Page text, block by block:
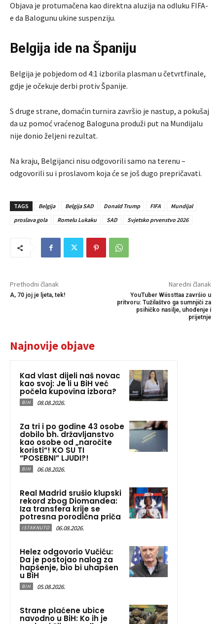
Objava je protumačena kao direktna aluzija na odluku FIFA-
e da Balogunu ukine suspenziju.
Belgija ide na Španiju
Belgija je pobjedom od 4:1 izborila plasman u četvrtfinale,
gdje je očekuje derbi protiv Španije.
S druge strane, domaćin turnira završio je nastup, a pokušaj
da uz pomoć vraćenog Baloguna produži put na Mundijalu
nije donio željeni rezultat.
Na kraju, Belgijanci nisu odgovorili samo na terenu –
odgovorili su i proslavom koja će se još dugo prepričavati.
TAGS Belgija Belgija SAD Donald Trump FIFA
Mundijal
proslava gola
Romelu Lukaku SAD Svjetsko prvenstvo 2026
Prethodni članak
A, 70 joj je ljeta, tek!
Naredni članak
YouTuber Wiissttaa završio u
pritvoru: Tužilaštvo ga sumnjiči za
psihičko nasilje, uhođenje i
prijetnje
Najnovije objave
Kad vlast dijeli naš novac
kao svoj: Je li u BiH već
počela kupovina izbora?
BIH 08.08.2026.
Za tri i po godine 43 osobe
dobilo bh. državljanstvo
kao osobe od „naročite
koristi“! KO SU TI
“POSEBNI” LJUDI?!
BIH 06.08.2026.
Real Madrid srušio klupski
rekord zbog Diomandea:
Iza transfera krije se
potresna porodična priča
ISTAKNUTO 06.08.2026.
Helez odgovorio Vučiću:
Da je postojao nalog za
hapšenje, bio bi uhapšen
u BiH
BIH 05.08.2026.
Strane plaćene ubice
navodno u BiH: Ko ih je